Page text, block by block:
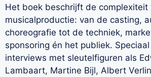
Het boek beschrijft de complexiteit
musicalproductie: van de casting,
choreografie tot de techniek,
sponsoring én het publiek.
interviews met sleutelfiguren als
Lambaart, Martine Bijl, Albert